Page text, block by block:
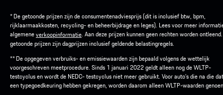
* De getoonde prijzen zijn de consumentenadviesprijs (dit is inclusief btw, bpm,
rijklaarmaakkosten, recycling- en beheerbijdrage en leges). Lees voor meer
algemeneverkoopinformatie. Aan deze prijzen kunnen geen rechten worden
getoonde prijzen zijn dagprijzen inclusief geldende belastingregels.
** De opgegeven verbruiks- en emissiewaarden zijn bepaald volgens de wettelijk
voorgeschreven meetprocedure. Sinds 1 januari 2022 geldt alleen nog de WLTP-
testcyclus en wordt de NEDC- testcyclus niet meer gebruikt. Voor auto’s die na die
een typegoedkeuring hebben gekregen, worden daarom alleen WLTP-waarden